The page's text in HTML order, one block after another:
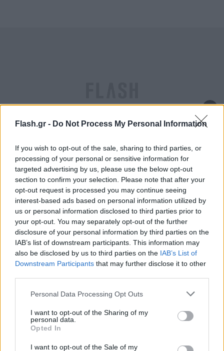
Flash.gr - Do Not Process My Personal Information
If you wish to opt-out of the sale, sharing to third parties, or
processing of your personal or sensitive information for
targeted advertising by us, please use the below opt-out
section to confirm your selection. Please note that after your
opt-out request is processed you may continue seeing
interest-based ads based on personal information utilized by
us or personal information disclosed to third parties prior to
your opt-out. You may separately opt-out of the further
disclosure of your personal information by third parties on the
IAB’s list of downstream participants. This information may
also be disclosed by us to third parties on the IAB’s List of
Downstream Participants that may further disclose it to other
Please note that this website/app uses one or more Google
not limited to your visit or usage behaviour. You may click to
grant or deny consent to Google and its third-party tags to
use your data for below specified purposes in below Google
consent section.
Personal Data Processing Opt Outs
I want to opt-out of the Sharing of my
personal data.
Opted In
I want to opt-out of the Sale of my
Υπόθεση Marfin: Προθεσμία για να απολογηθεί
την ερχόμενη Τρίτη πήρε η 46χρονη
07.08.2026
Ταϊλάνδη: Το χρονικό του μακελειού - Μαθητής